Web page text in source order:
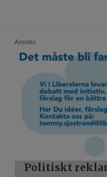
Annons
Politiskt